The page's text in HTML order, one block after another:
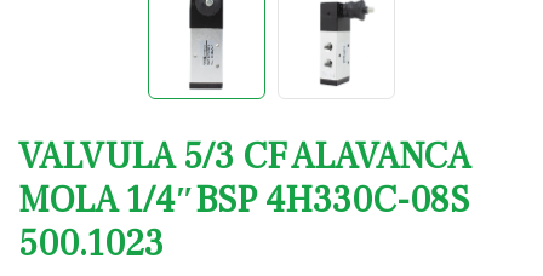
VALVULA 5/3 CF ALAVANCA
MOLA 1/4″BSP 4H330C-08S
500.1023